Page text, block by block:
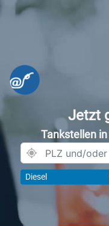
Jetzt
Tankstellen
Diesel